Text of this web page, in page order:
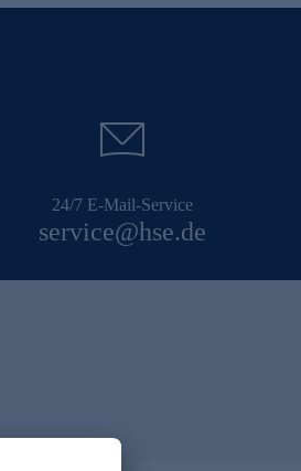
24/7 E-Mail-Service
service@hse.de